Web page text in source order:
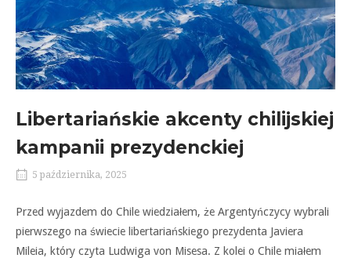
Libertariańskie akcenty chilijskiej
kampanii prezydenckiej
5 października, 2025
Przed wyjazdem do Chile wiedziałem, że Argentyńczycy wybrali
pierwszego na świecie libertariańskiego prezydenta Javiera
Mileia, który czyta Ludwiga von Misesa. Z kolei o Chile miałem